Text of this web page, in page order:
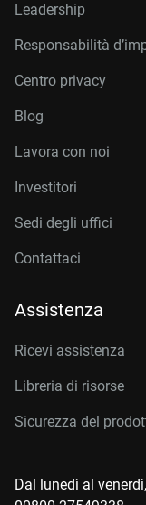
Leadership
Responsabilità
Centro privacy
Blog
Lavora con noi
Investitori
Sedi degli uffici
Contattaci
Assistenza
Ricevi assistenza
Libreria di risorse
Sicurezza del
Dal lunedì al